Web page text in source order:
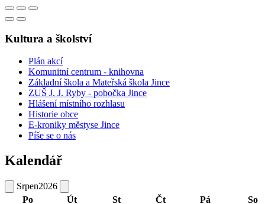
Kultura a školství
Plán akcí
Komunitní centrum - knihovna
Základní škola a Mateřská škola Jince
ZUŠ J. J. Ryby - pobočka Jince
Hlášení místního rozhlasu
Historie obce
E-kroniky městyse Jince
Píše se o nás
Kalendář
Srpen2026
Po
Út St Čt Pá So